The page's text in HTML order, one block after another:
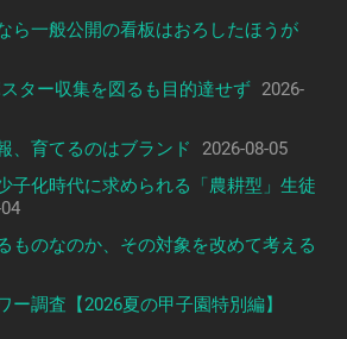
ら一般公開の看板はおろしたほうが
ター収集を図るも目的達せず 2026-
、育てるのはブランド
2026-08-05
子化時代に求められる「農耕型」生徒
ものなのか、その対象を改めて考える
ー調査【2026夏の甲子園特別編】